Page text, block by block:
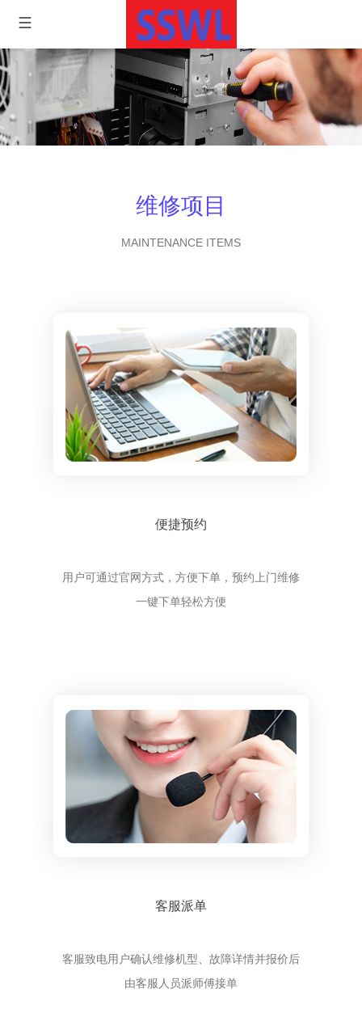
维修项目
MAINTENANCE ITEMS
便捷预约
用户可通过官网方式，方便下单，预约上门维修
一键下单轻松方便
客服派单
客服致电用户确认维修机型、故障详情并报价后
由客服人员派师傅接单